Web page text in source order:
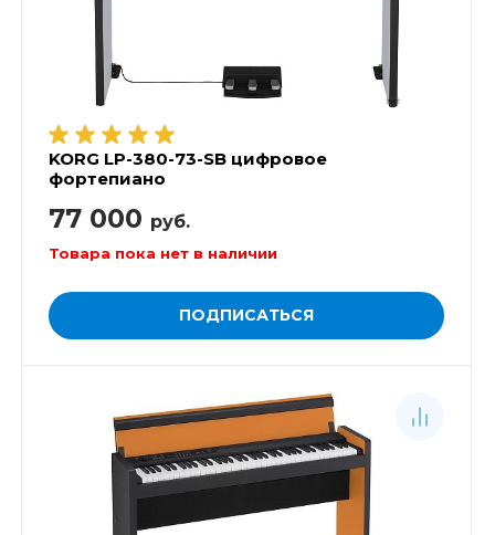
KORG LP-380-73-SB цифровое
фортепиано
77 000 руб.
Товара пока нет в наличии
ПОДПИСАТЬСЯ